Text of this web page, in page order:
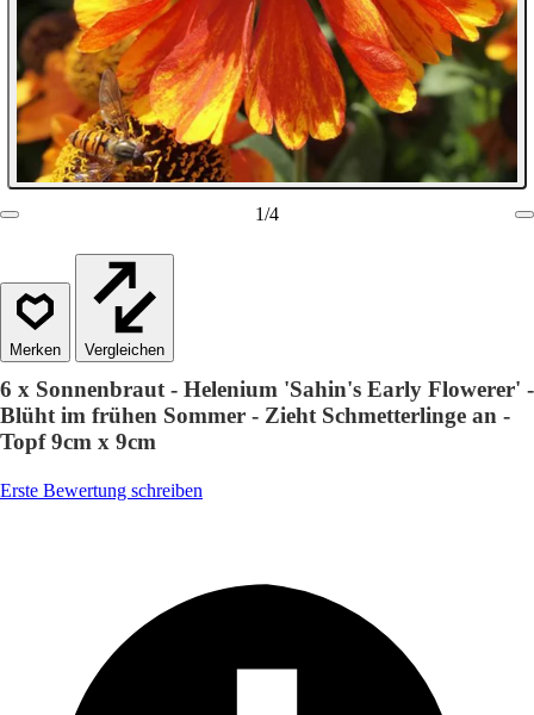
1/4
Vergleichen
6 x Sonnenbraut - Helenium 'Sahin's Early Flowerer' -
Blüht im frühen Sommer - Zieht Schmetterlinge an -
Topf 9cm x 9cm
Erste Bewertung schreiben